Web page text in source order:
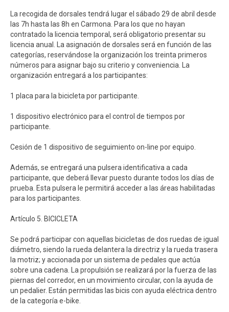
La recogida de dorsales tendrá lugar el sábado 29 de abril desde
las 7h hasta las 8h en Carmona. Para los que no hayan
contratado la licencia temporal, será obligatorio presentar su
licencia anual. La asignación de dorsales será en función de las
categorías, reservándose la organización los treinta primeros
números para asignar bajo su criterio y conveniencia. La
organización entregará a los participantes:
1 placa para la bicicleta por participante.
1 dispositivo electrónico para el control de tiempos por
participante.
Cesión de 1 dispositivo de seguimiento on-line por equipo.
Además, se entregará una pulsera identificativa a cada
participante, que deberá llevar puesto durante todos los días de
prueba. Esta pulsera le permitirá acceder a las áreas habilitadas
para los participantes.
Artículo 5. BICICLETA
Se podrá participar con aquellas bicicletas de dos ruedas de igual
diámetro, siendo la rueda delantera la directriz y la rueda trasera
la motriz; y accionada por un sistema de pedales que actúa
sobre una cadena. La propulsión se realizará por la fuerza de las
piernas del corredor, en un movimiento circular, con la ayuda de
un pedalier. Están permitidas las bicis con ayuda eléctrica dentro
de la categoría e-bike.